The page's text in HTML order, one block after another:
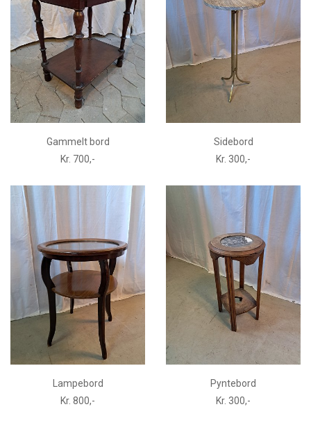
Gammelt bord
Kr. 700,-
Sidebord
Kr. 300,-
Lampebord
Kr. 800,-
Pyntebord
Kr. 300,-